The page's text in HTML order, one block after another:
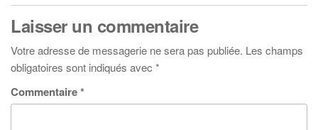
Laisser un commentaire
Votre adresse de messagerie ne sera pas publiée. Les champs
obligatoires sont indiqués avec *
Commentaire*